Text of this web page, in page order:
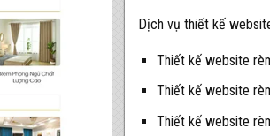
Dịch vụ thiết kế
Thiết kế website
Thiết kế website
Thiết kế website